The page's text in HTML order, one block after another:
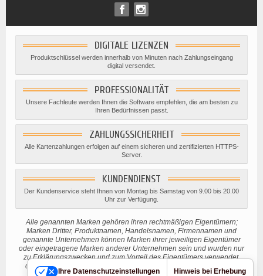
DIGITALE LIZENZEN
Produktschlüssel werden innerhalb von Minuten nach Zahlungseingang
digital versendet.
PROFESSIONALITÄT
Unsere Fachleute werden Ihnen die Software empfehlen, die am besten zu
Ihren Bedürfnissen passt.
ZAHLUNGSSICHERHEIT
Alle Kartenzahlungen erfolgen auf einem sicheren und zertifizierten HTTPS-
Server.
KUNDENDIENST
Der Kundenservice steht Ihnen von Montag bis Samstag von 9.00 bis 20.00
Uhr zur Verfügung.
Alle genannten Marken gehören ihren rechtmäßigen Eigentümern;
Marken Dritter, Produktnamen, Handelsnamen, Firmennamen und
genannte Unternehmen können Marken ihrer jeweiligen Eigentümer
oder eingetragene Marken anderer Unternehmen sein und wurden nur
zu Erklärungszwecken und zum Vorteil des Eigentümers verwendet,
ohne eine Verletzung des geltenden Urheberrechts beabsichtigen.
Ihre Datenschutzeinstellungen Hinweis bei Erhebung